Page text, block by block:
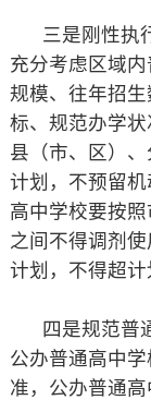
三是刚性执行
充分考虑区域
规模、往年招
标、规范办学
县（市、区）
计划，不预留
高中学校要按
之间不得调剂
计划，不得超计
四是规范普通
公办普通高中
准，公办普通